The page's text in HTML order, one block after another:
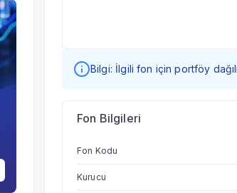
Bilgi: İlgili fon için portföy
Fon Bilgileri
Fon Kodu
Kurucu